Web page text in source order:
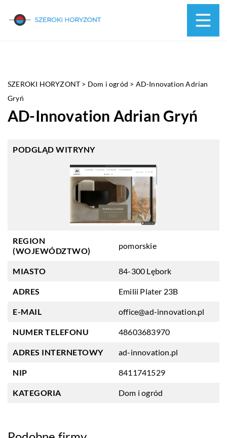
SZEROKI HORYZONT > Dom i ogród > AD-Innovation Adrian
Gryń
AD-Innovation Adrian Gryń
PODGLĄD WITRYNY
REGION
(WOJEWÓDZTWO)
pomorskie
MIASTO 84-300 Lębork
ADRES Emilii Plater 23B
E-MAIL office@ad-innovation.pl
NUMER TELEFONU 48603683970
ADRES INTERNETOWY ad-innovation.pl
NIP 8411741529
KATEGORIA Dom i ogród